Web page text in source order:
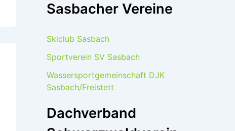
Sasbacher Vereine
Skiclub Sasbach
Sportverein SV Sasbach
Wassersportgemeinschaft DJK
Sasbach/Freistett
Dachverband